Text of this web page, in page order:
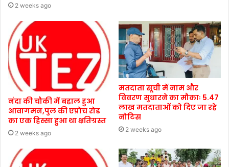
2 weeks ago
नंदा की चौकी में बहाल हुआ
आवागमन,पुल की एप्रोच रोड
का एक हिस्सा हुआ था क्षतिग्रस्त
2 weeks ago
मतदाता सूची में नाम और
विवरण सुधारने का मौकाः 5.47
लाख मतदाताओं को दिए जा रहे
नोटिस
2 weeks ago